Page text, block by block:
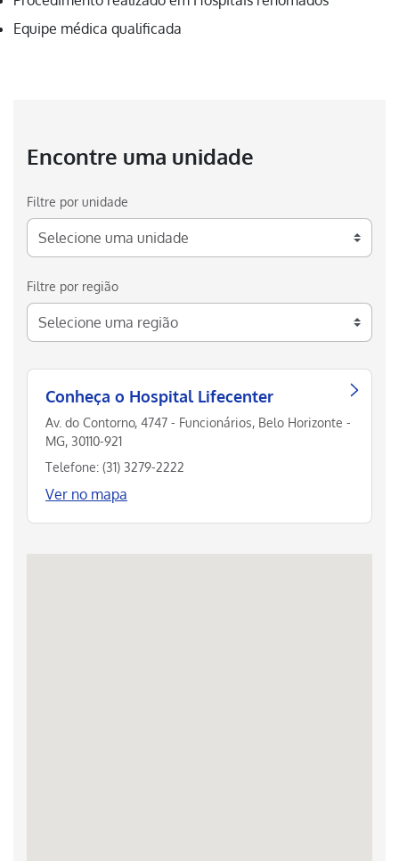
Equipe médica qualificada
Encontre uma unidade
Filtre por unidade
Filtre por região
Conheça o Hospital Lifecenter
Av. do Contorno, 4747 - Funcionários, Belo Horizonte -
MG, 30110-921
Telefone: (31) 3279-2222
Ver no mapa